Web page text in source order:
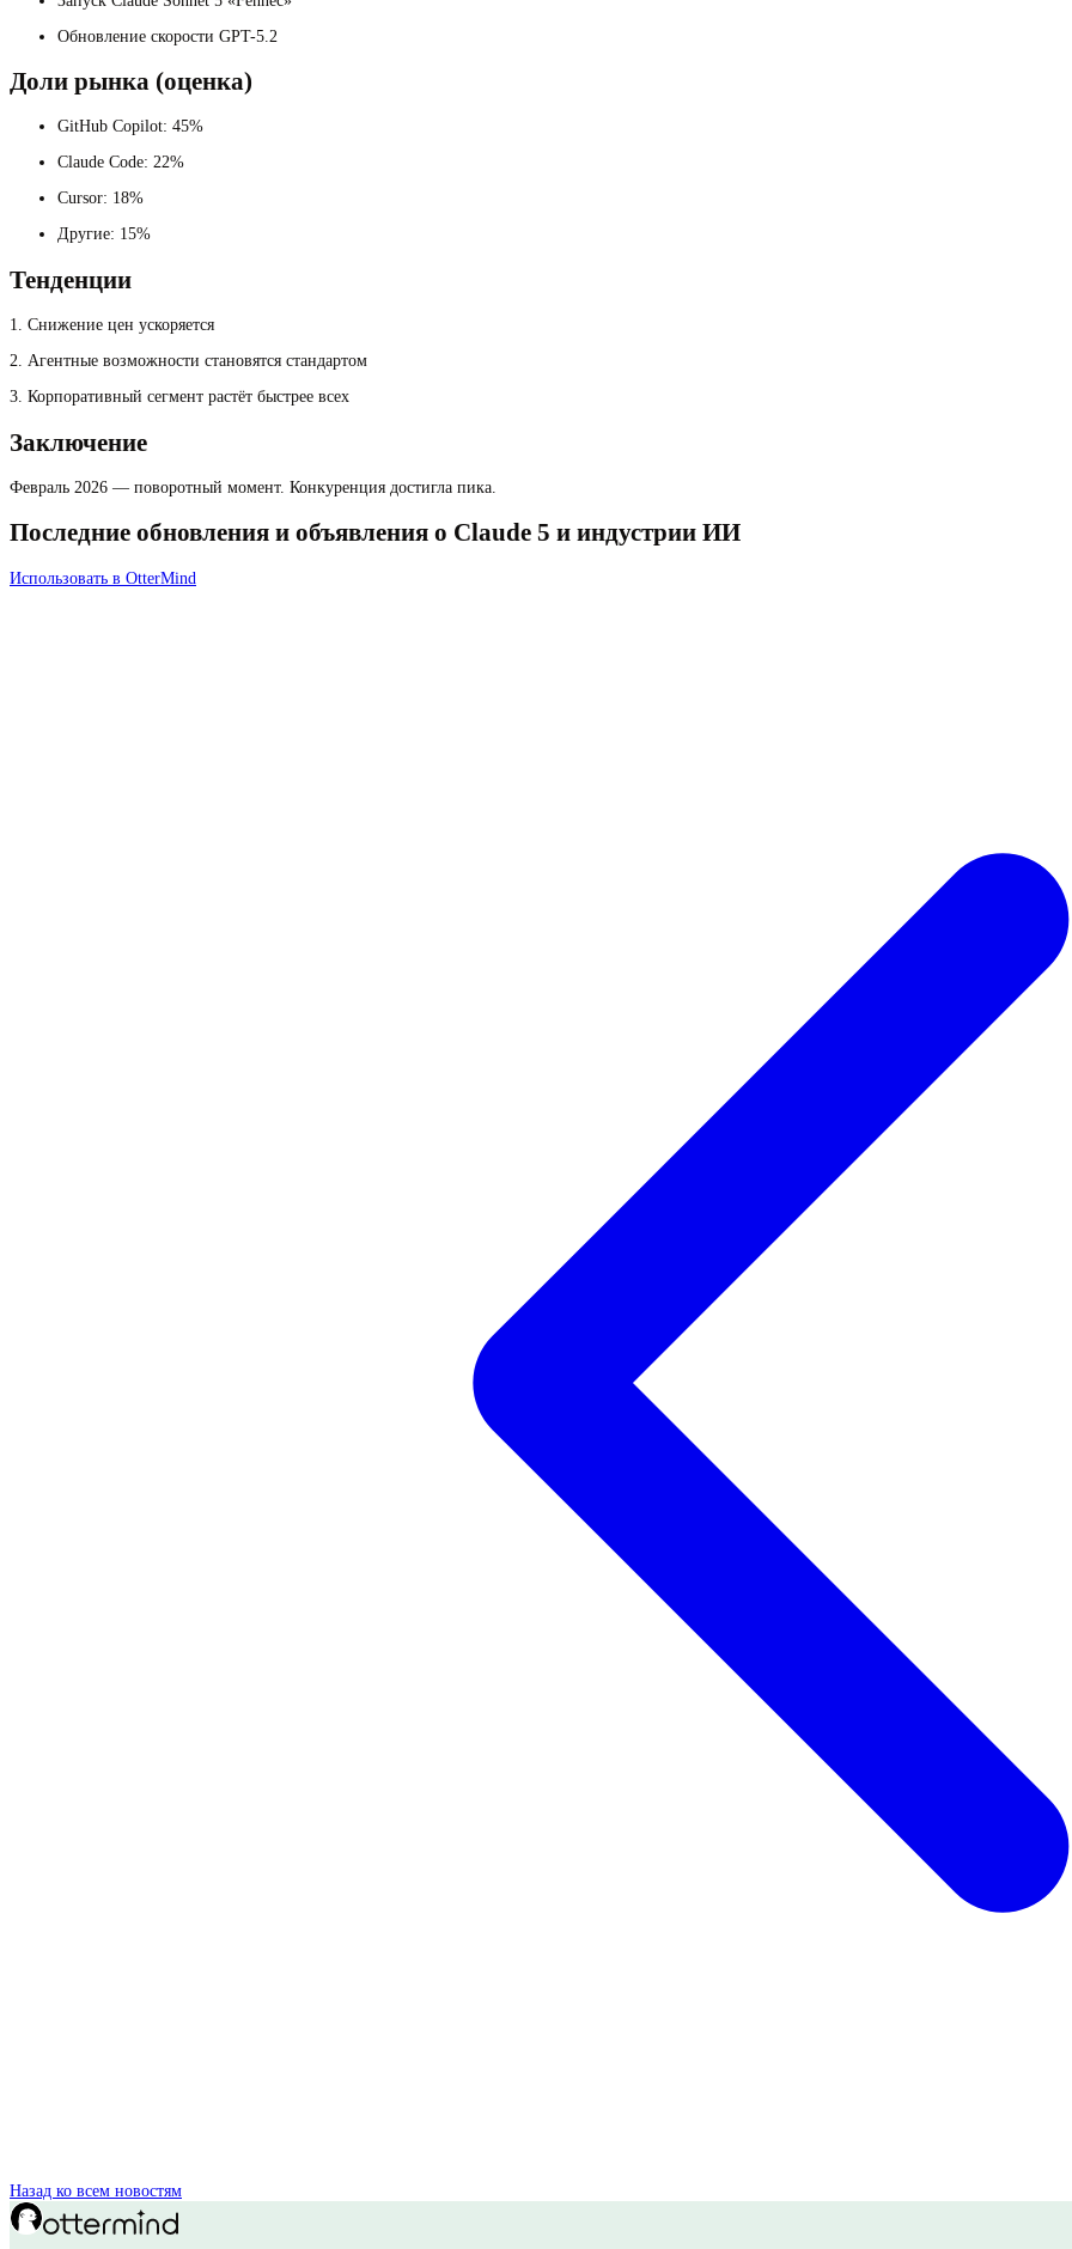
Обновление скорости GPT-5.2
Доли рынка (оценка)
GitHub Copilot: 45%
Claude Code: 22%
Cursor: 18%
Другие: 15%
Тенденции
1. Снижение цен ускоряется
2. Агентные возможности становятся стандартом
3. Корпоративный сегмент растёт быстрее всех
Заключение
Февраль 2026 — поворотный момент. Конкуренция достигла пика.
Последние обновления и объявления о Claude 5 и индустрии ИИ
Использовать в OtterMind
Назад ко всем новостям